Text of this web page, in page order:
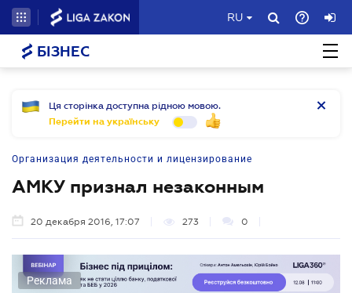
RU
БІЗНЕС
Ця сторінка доступна рідною мовою.
Перейти на українську
Организация деятельности и лицензирование
АМКУ признал незаконным
20 декабря 2016, 17:07 273 0
Реклама